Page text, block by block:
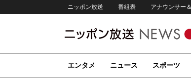
ニッポン放送 番組表 アナウンサー
エンタメ ニュース スポーツ